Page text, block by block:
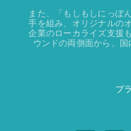
また、「もしもしにっぽ
手を組み、オリジナルの
企業のローカライズ支援
ウンドの両側面から、
プ